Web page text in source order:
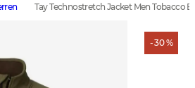
Tay Technostretch Jacket Men Tobacco
- 30 %